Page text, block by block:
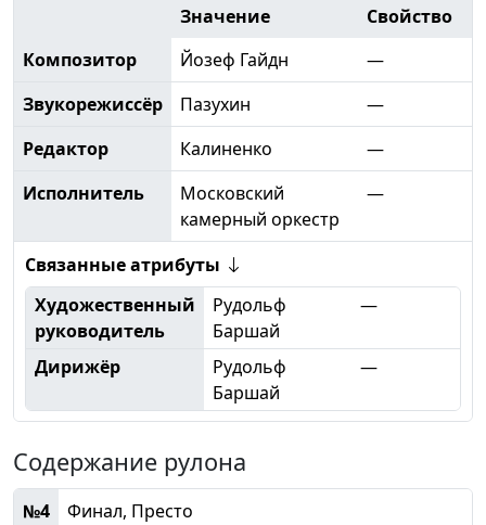
Значение
Свойство
Композитор
Йозеф Гайдн
—
Звукорежиссёр
Пазухин
—
Редактор
Калиненко
—
Исполнитель
Московский
камерный оркестр
—
Связанные атрибуты
Художественный
руководитель
Рудольф
Баршай
—
Дирижёр
Рудольф
Баршай
—
Содержание рулона
№4 Финал, Престо